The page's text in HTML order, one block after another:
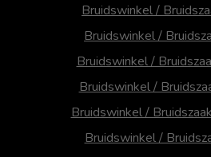
Bruidswinkel /
Bruidswinkel /
Bruidswinkel /
Bruidswinkel /
Bruidswinkel /
Bruidswinkel /